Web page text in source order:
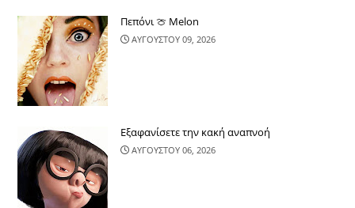
Πεπόνι 🍈 Melon
ΑΥΓΟΥΣΤΟΥ 09, 2026
Εξαφανίσετε την κακή αναπνοή
ΑΥΓΟΥΣΤΟΥ 06, 2026